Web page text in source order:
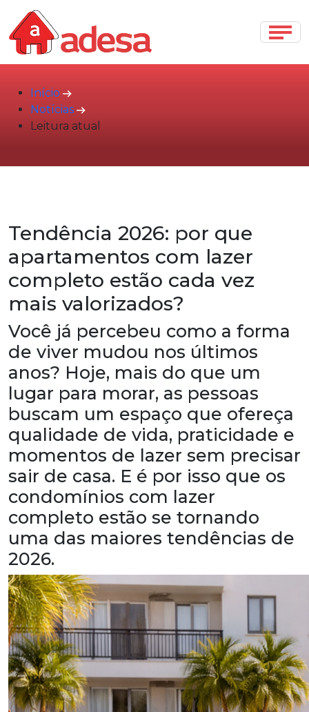
Início
Notícias
Leitura atual
Tendência 2026: por que
apartamentos com lazer
completo estão cada vez
mais valorizados?
Você já percebeu como a forma
de viver mudou nos últimos
anos? Hoje, mais do que um
lugar para morar, as pessoas
buscam um espaço que ofereça
qualidade de vida, praticidade e
momentos de lazer sem precisar
sair de casa. E é por isso que os
condomínios com lazer
completo estão se tornando
uma das maiores tendências de
2026.